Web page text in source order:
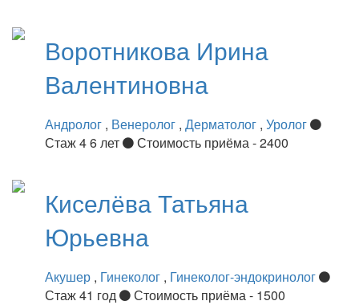
Воротникова Ирина
Валентиновна
Андролог , Венеролог , Дерматолог , Уролог
Стаж 4 6 лет
Стоимость приёма - 2400
КиселёваТатьяна
Юрьевна
Акушер , Гинеколог , Гинеколог-эндокринолог
Стаж 41 год
Стоимость приёма - 1500